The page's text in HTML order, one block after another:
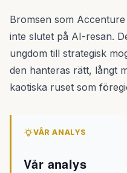
Bromsen som
inte slutet på AI-resan.
ungdom till strategisk
den hanteras rätt, långt
kaotiska ruset som
VÅR ANALYS
Vår analys